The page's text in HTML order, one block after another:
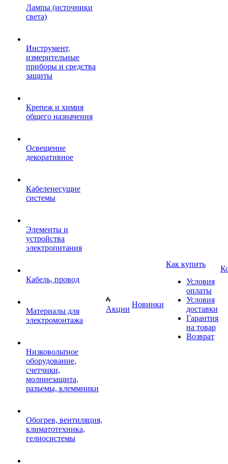
Лампы (источники
света)
Инструмент,
измерительные
приборы и средства
защиты
Крепеж и химия
общего назначения
Освещение
декоративное
Кабеленесущие
системы
Элементы и
устройства
электропитания
Кабель, провод
Материалы для
электромонтажа
Низковольтное
оборудование,
счетчики,
молниезащита,
разъемы, клеммники
Обогрев, вентиляция,
климатотехника,
гелиосистемы
Акции
Новинки
Как купить
Условия
оплаты
Условия
доставки
Гарантия
на товар
Возврат